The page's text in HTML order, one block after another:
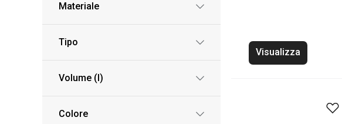
Materiale
Tipo
Volume (l)
Colore
Visualizza